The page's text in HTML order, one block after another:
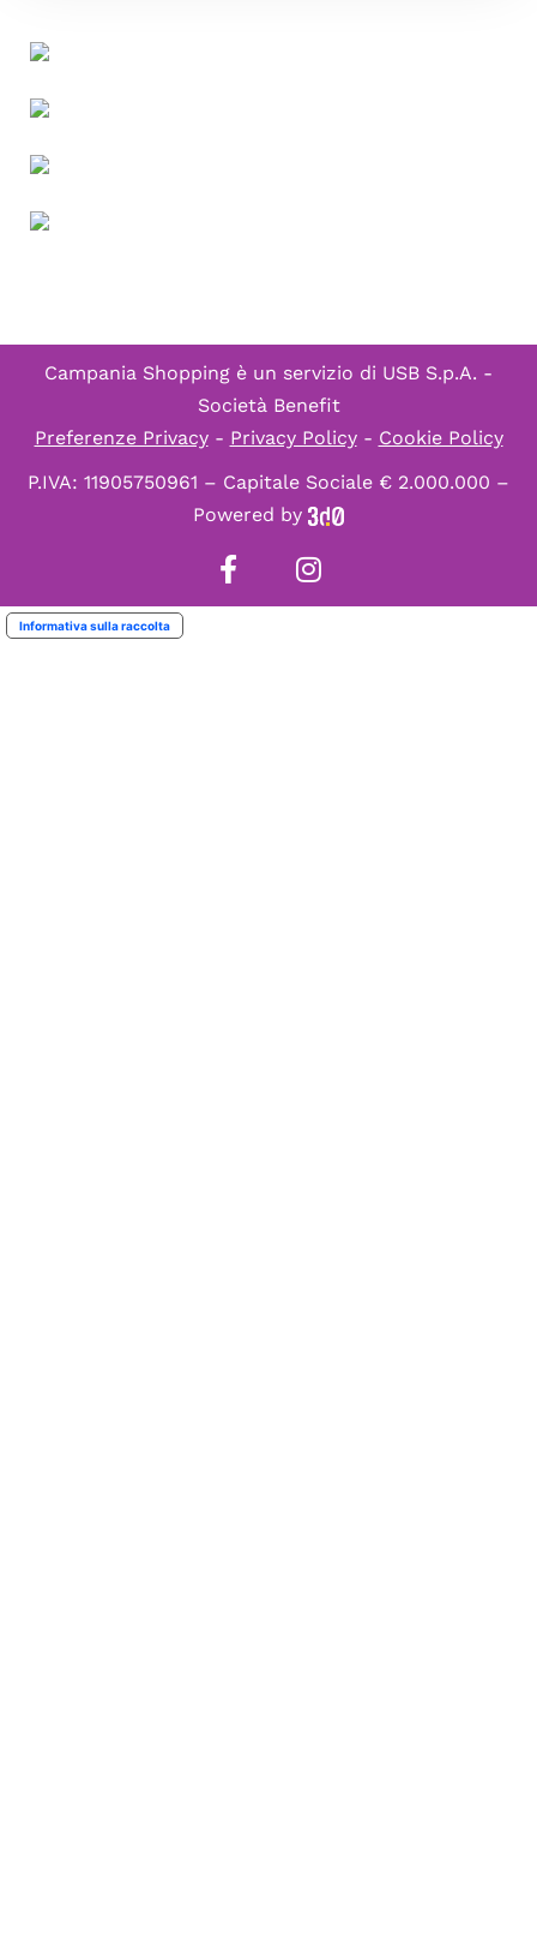
Campania Shopping è un servizio di USB S.p.A. -
Società Benefit
Preferenze Privacy- Privacy Policy- Cookie Policy
P.IVA: 11905750961 – Capitale Sociale € 2.000.000 –
Powered by
Informativa sulla raccolta